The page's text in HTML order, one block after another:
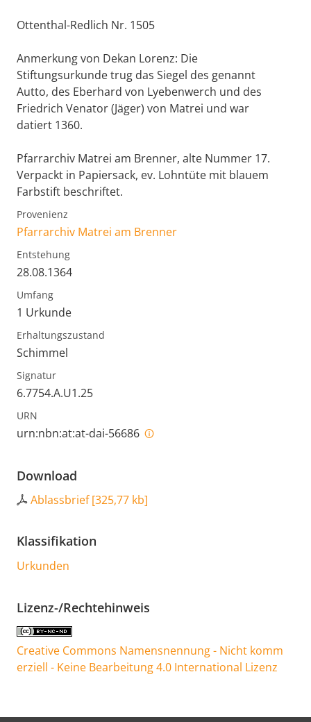
Ottenthal-Redlich Nr. 1505
Anmerkung von Dekan Lorenz: Die
Stiftungsurkunde trug das Siegel des genannt
Autto, des Eberhard von Lyebenwerch und des
Friedrich Venator (Jäger) von Matrei und war
datiert 1360.
Pfarrarchiv Matrei am Brenner, alte Nummer 17.
Verpackt in Papiersack, ev. Lohntüte mit blauem
Farbstift beschriftet.
Provenienz
Pfarrarchiv Matrei am Brenner
Entstehung
28.08.1364
Umfang
1 Urkunde
Erhaltungszustand
Schimmel
Signatur
6.7754.A.U1.25
URN
urn:nbn:at:at-dai-56686
Download
Ablassbrief[325,77 kb]
Klassifikation
Urkunden
Lizenz-/Rechtehinweis
Creative Commons Namensnennung - Nicht komm
erziell - Keine Bearbeitung 4.0 International Lizenz